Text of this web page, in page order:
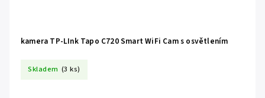
kamera TP-LInk Tapo C720 Smart WiFi Cam s osvětlením
Skladem (3 ks)